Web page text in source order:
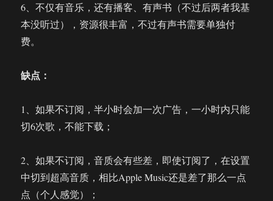
6、不仅有音乐，还有播客、有声书（不过后两者我基
本没听过），资源很丰富，不过有声书需要单独付
费。
缺点：
1、如果不订阅，半小时会加一次广告，一小时内只能
切6次歌，不能下载；
2、如果不订阅，音质会有些差，即使订阅了，在设置
中切到超高音质，相比Apple Music还是差了那么一点
点（个人感觉）；